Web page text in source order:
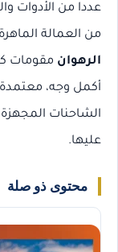
عددا من الأدوات
من العمالة
الرهوان مقومات
أكمل وجه،
الشاحنات
عليها.
محتوى ذو صلة